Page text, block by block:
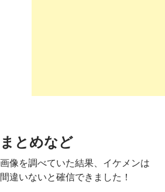
まとめなど
画像を調べていた結果、イケメンは
間違いないと確信できました！